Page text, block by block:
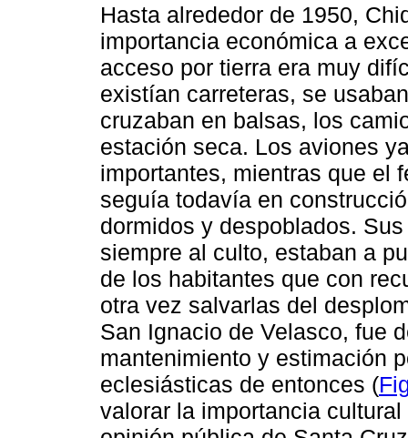
Hasta alrededor de 1950,
importancia económica a
acceso por tierra era muy
existían carreteras, se
cruzaban en balsas, los
estación seca. Los aviones
importantes, mientras que el
seguía todavía en
dormidos y despoblados.
siempre al culto, estaban a
de los habitantes que con
otra vez salvarlas del
San Ignacio de Velasco, fue
mantenimiento y estimación
eclesiásticas de entonces (
valorar la importancia